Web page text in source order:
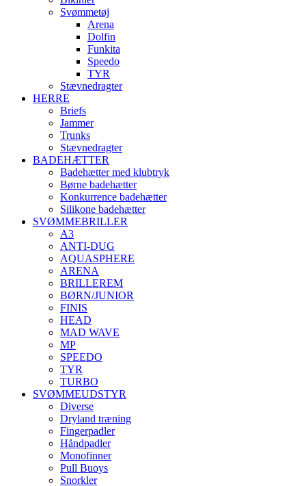
Svømmetøj
Arena
Dolfin
Funkita
Speedo
TYR
Stævnedragter
HERRE
Briefs
Jammer
Trunks
Stævnedragter
BADEHÆTTER
Badehætter med klubtryk
Børne badehætter
Konkurrence badehætter
Silikone badehætter
SVØMMEBRILLER
A3
ANTI-DUG
AQUASPHERE
ARENA
BRILLEREM
BØRN/JUNIOR
FINIS
HEAD
MAD WAVE
MP
SPEEDO
TYR
TURBO
SVØMMEUDSTYR
Diverse
Dryland træning
Fingerpadler
Håndpadler
Monofinner
Pull Buoys
Snorkler